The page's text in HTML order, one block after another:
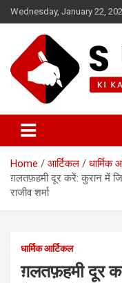
Skip
to
Wednesday, January 22,
सूफी की कलम
Home आर्टिकल
धार्मिक
ग़लतफ़हमी दूर करें: कुरान में
राजीव शर्मा
धार्मिक आर्टिकल
ग़लतफ़हमी दूर